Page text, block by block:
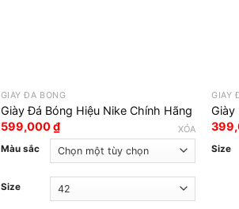
GIÀY ĐÁ BÓNG
Giày Đá Bóng Hiệu Nike Chính Hãng
599,000₫
Màu sắc
Size
XÓA
GIÀY
Giày
Size